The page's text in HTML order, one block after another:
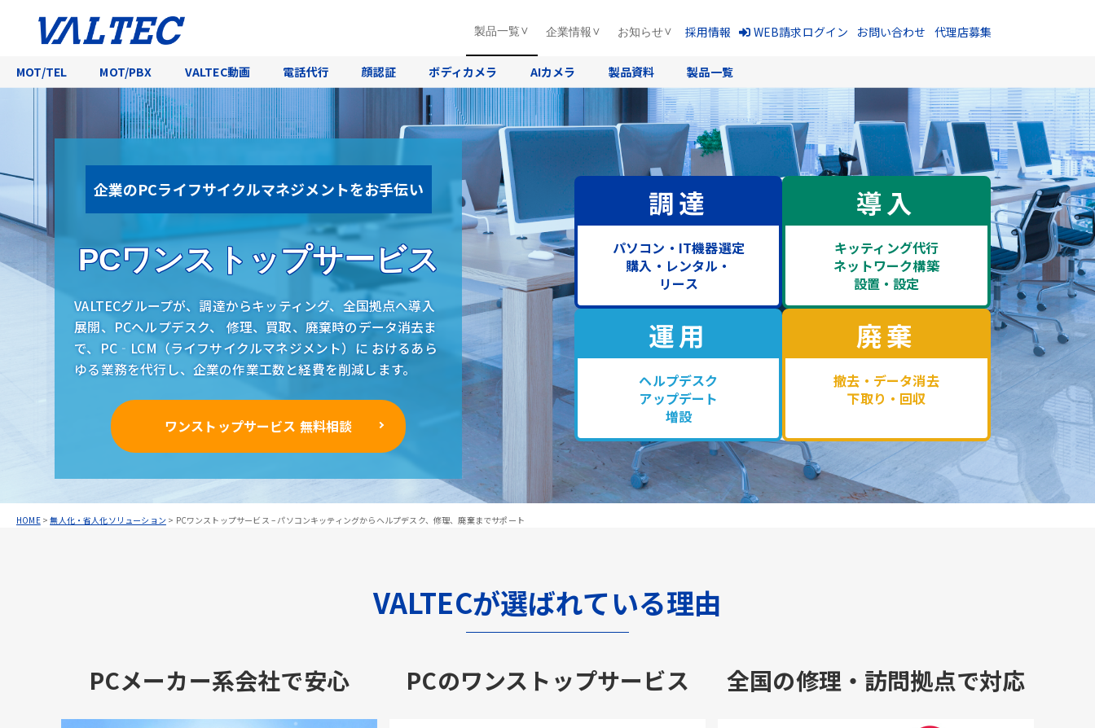
製品一覧
MOT/TEL MOT/PBX VALTEC動画 電話代行 顔認証 ボディカメラ AIカメラ 製品資料 製品一覧
企業情報 お知らせ 採用情報 WEB請求ログイン お問い合わせ 代理店募集
HOME>無人化・省人化ソリューション > PCワンストップサービス – パソコンキッティングからヘルプデスク、修理、廃棄までサポート
企業のPCライフサイクルマネジメントをお手伝い
PCワンストップサービス
VALTECグループが、調達からキッティング、 全国拠点へ導入
展開、PCヘルプデスク、 修理、買取、廃棄時のデータ消去ま
で、 PC‐LCM（ライフサイクルマネジメント）に おけるあら
ゆる業務を代行し、 企業の作業工数と経費を削減します。
ワンストップサービス 無料相談
調達
パソコン・IT機器選定
購入・レンタル・
リース
導入
キッティング代行
ネットワーク構築
設置・設定
運用
ヘルプデスク
アップデート
増設
廃棄
撤去・データ消去
下取り・回収
VALTECが選ばれている理由
PCメーカー系会社で安心 PCのワンストップサービス 全国の修理・訪問拠点で対応